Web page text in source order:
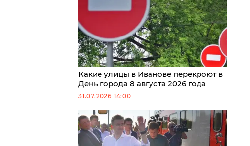
Какие улицы в Иванове перекроют в
День города 8 августа 2026 года
31.07.2026 14:00